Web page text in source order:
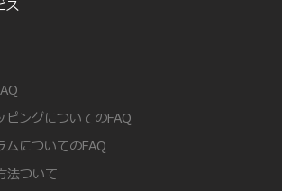
ス
ングについてのFAQ
ムについてのFAQ
法ついて